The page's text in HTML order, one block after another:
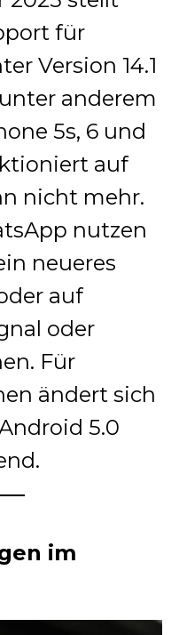
für
Version 14.1
anderem
5s, 6 und
auf
nicht mehr.
nutzen
neueres
auf
oder
Für
ändert sich
5.0
im